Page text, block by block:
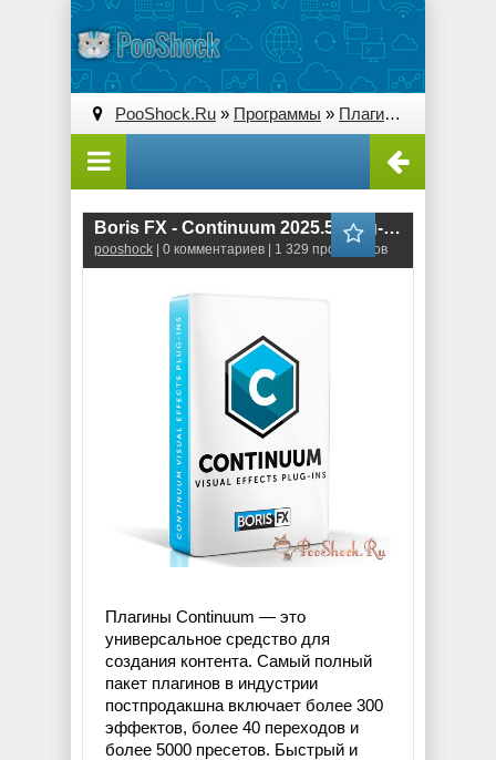
PooShock.Ru » Программы » Плагины (Plug-ins)
Boris FX - Continuum 2025.5 Plug-ins for Adobe & OFX (18.5.0) RePack
pooshock | 0 комментариев | 1 329 просмотров
Плагины Continuum — это
универсальное средство для
создания контента. Самый полный
пакет плагинов в индустрии
постпродакшна включает более 300
эффектов, более 40 переходов и
более 5000 пресетов. Быстрый и